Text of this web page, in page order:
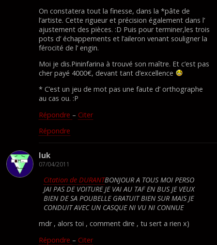
On constatera tout la finesse, dans la *pâte de
l’artiste. Cette rigueur et précision également dans l’
ajustement des pièces. :D Puis pour terminer,les trois
pots d’ échappements et l’aileron venant souligner la
férocité de l’ engin.
Moi je dis.Pininfarina à trouvé son maître. Et c’est pas
cher payé 4000€, devant tant d’excellence
* C’est un jeu de mot pas une faute d’ orthographe
au cas ou. :P
Répondre – Citer
Répondre
luk
07/04/2011
Citation de DURANTBONJOUR A TOUS MOI PERSO
JAI PAS DE VOITURE JE VAI AU TAF EN BUS JE VEUX
BIEN DE SA POUBELLE GRATUIT BIEN SUR MAIS JE
CONDUIT AVEC UN CASQUE NI VU NI CONNUE
mdr , alors toi , comment dire , tu sert a rien x)
Répondre – Citer